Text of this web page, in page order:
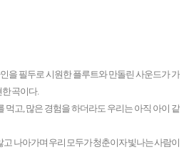
을 필두로 시원한 플루트와 만돌린 사운드가 가
곡이다.
먹고, 많은 경험을 하더라도 우리는 아직 아이 같
고 나아가며 우리 모두가 청춘이자 빛나는 사람이